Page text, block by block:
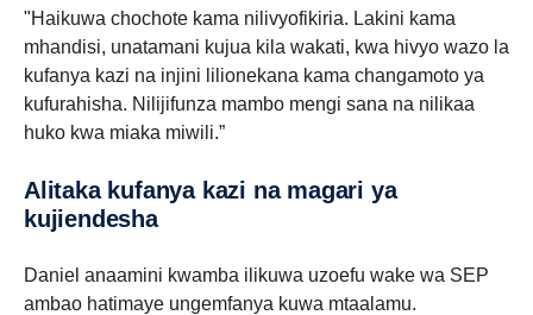
"Haikuwa chochote kama nilivyofikiria. Lakini kama
mhandisi, unatamani kujua kila wakati, kwa hivyo wazo la
kufanya kazi na injini lilionekana kama changamoto ya
kufurahisha. Nilijifunza mambo mengi sana na nilikaa
huko kwa miaka miwili.”
Alitaka kufanya kazi na magari ya
kujiendesha
Daniel anaamini kwamba ilikuwa uzoefu wake wa SEP
ambao hatimaye ungemfanya kuwa mtaalamu.